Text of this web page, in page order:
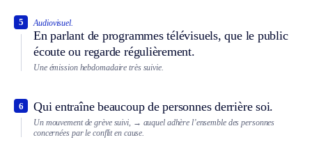
Audiovisuel.
En parlant de programmes télévisuels, que le public
écoute ou regarde régulièrement.
5
Une émission hebdomadaire très suivie.
Qui entraîne beaucoup de personnes derrière soi.
6
Un mouvement de grève suivi, → auquel adhère l’ensemble des personnes
concernées par le conflit en cause.